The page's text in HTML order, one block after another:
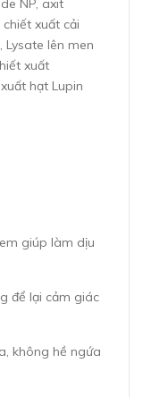
NP, axit
xuất cải
Lysate lên men
xuất
hạt Lupin
giúp làm dịu
để lại cảm giác
không hề ngứa